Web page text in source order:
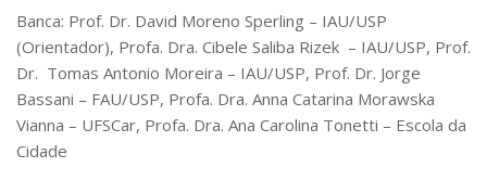
Transferência de Tecnologia
Empresas Juniores
Extensão à Comunidade
Projetos, Programas e Cursos
Artes, Cultura e Esportes
Banca: Prof. Dr. David Moreno Sperling – IAU/USP
(Orientador), Profa. Dra. Cibele Saliba Rizek – IAU/USP, Prof.
Dr. Tomas Antonio Moreira – IAU/USP, Prof. Dr. Jorge
Bassani – FAU/USP, Profa. Dra. Anna Catarina Morawska
Vianna – UFSCar, Profa. Dra. Ana Carolina Tonetti – Escola da
Cidade